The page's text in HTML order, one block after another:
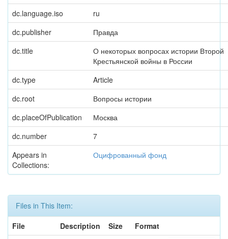
dc.language.iso
ru
dc.publisher
Правда
dc.title
О некоторых вопросах истории Второй
Крестьянской войны в России
dc.type
Article
dc.root
Вопросы истории
dc.placeOfPublication
Москва
dc.number
7
Appears in
Collections:
Оцифрованный фонд
Files in This Item:
File
Description Size
Format